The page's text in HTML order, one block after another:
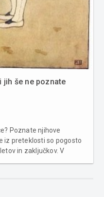
jih še ne poznate
Poznate njihove
iz preteklosti so pogosto
in zaključkov. V